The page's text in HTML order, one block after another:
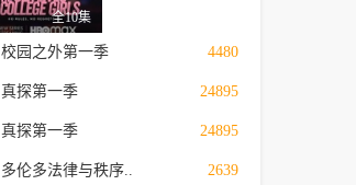
全10集
校园之外第一季 4480
真探第一季 24895
真探第一季 24895
多伦多法律与秩序.. 2639